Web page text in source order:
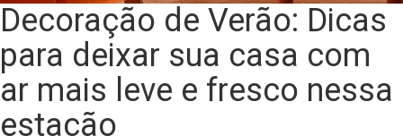
Decoração de Verão: Dicas
para deixar sua casa com
ar mais leve e fresco nessa
estação